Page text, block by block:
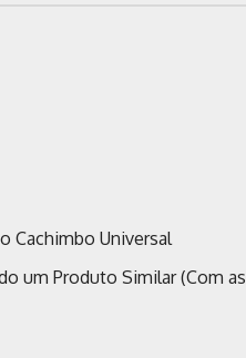
Cachimbo Universal
um Produto Similar (Com as